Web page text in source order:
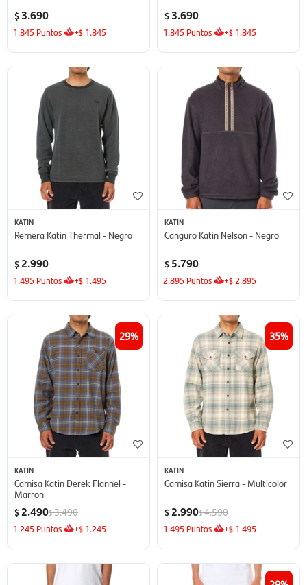
$ 3.690
1.845 Puntos +$ 1.845
$ 3.690
1.845 Puntos +$ 1.845
KATIN
Remera Katin Thermal - Negro
$ 2.990
1.495 Puntos +$ 1.495
KATIN
Canguro Katin Nelson - Negro
$ 5.790
2.895 Puntos +$ 2.895
29
KATIN
Camisa Katin Derek Flannel -
Marron
$ 2.490$3.490
1.245 Puntos +$ 1.245
35
KATIN
Camisa Katin Sierra - Multicolor
$ 2.990$4.590
1.495 Puntos +$ 1.495